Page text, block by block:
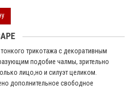
трикотажа с декоративным
подобие чалмы, зрительно
лицо,но и силуэт целиком.
дополнительное свободное